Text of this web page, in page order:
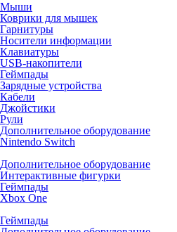
Мыши
Коврики для мышек
Гарнитуры
Носители информации
Клавиатуры
USB-накопители
Геймпады
Зарядные устройства
Кабели
Джойстики
Рули
Дополнительное оборудование
Nintendo Switch
Дополнительное оборудование
Интерактивные фигурки
Геймпады
Xbox One
Геймпады